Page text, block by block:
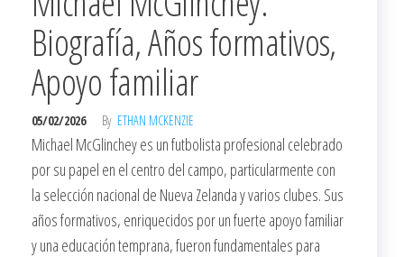
Biografía, Años formativos,
Apoyo familiar
05/02/2026 By ETHAN MCKENZIE
Michael McGlinchey es un futbolista profesional celebrado
por su papel en el centro del campo, particularmente con
la selección nacional de Nueva Zelanda y varios clubes. Sus
años formativos, enriquecidos por un fuerte apoyo familiar
y una educación temprana, fueron fundamentales para